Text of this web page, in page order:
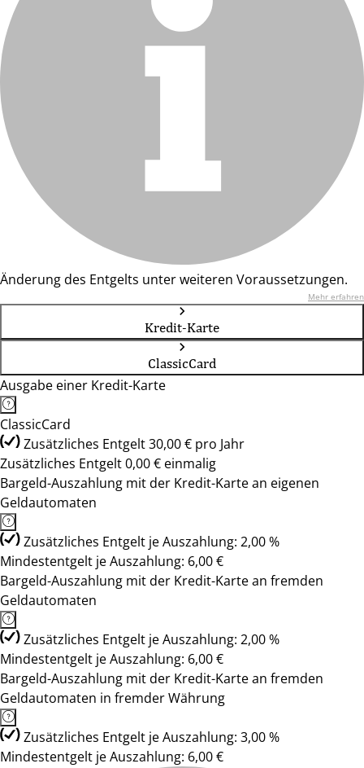
Änderung des Entgelts unter weiteren Voraussetzungen.
Mehr erfahren
Kredit-Karte
ClassicCard
Ausgabe einer Kredit-Karte
ClassicCard
Zusätzliches Entgelt 30,00 € pro Jahr
Zusätzliches Entgelt 0,00 € einmalig
Bargeld-Auszahlung mit der Kredit-Karte an eigenen
Geldautomaten
Zusätzliches Entgelt je Auszahlung: 2,00 %
Mindestentgelt je Auszahlung: 6,00 €
Bargeld-Auszahlung mit der Kredit-Karte an fremden
Geldautomaten
Zusätzliches Entgelt je Auszahlung: 2,00 %
Mindestentgelt je Auszahlung: 6,00 €
Bargeld-Auszahlung mit der Kredit-Karte an fremden
Geldautomaten in fremder Währung
Zusätzliches Entgelt je Auszahlung: 3,00 %
Mindestentgelt je Auszahlung: 6,00 €